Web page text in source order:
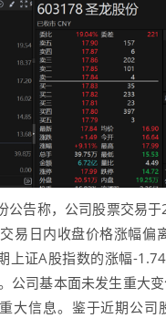
告称，公司股票交易于
易日内收盘价格涨幅偏
上证A股指数的涨幅-
公司基本面未发生重大
大信息。鉴于近期公司